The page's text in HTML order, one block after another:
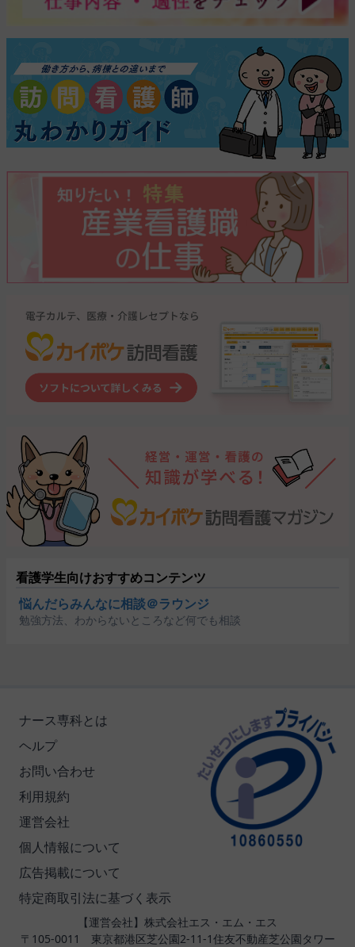
看護学生向けおすすめコンテンツ
悩んだらみんなに相談＠ラウンジ
勉強方法、わからないところなど何でも相談
ナース専科とは
ヘルプ
お問い合わせ
利用規約
運営会社
個人情報について
広告掲載について
特定商取引法に基づく表示
【運営会社】株式会社エス・エム・エス
〒105-0011 東京都港区芝公園2-11-1住友不動産芝公園タワー